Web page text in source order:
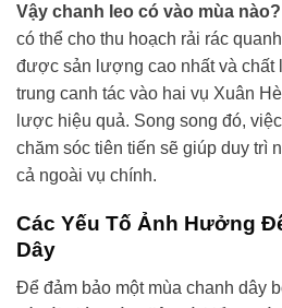
Vậy chanh leo có vào mùa nào?
có thể cho thu hoạch rải rác
được sản lượng cao nhất và chất
trung canh tác vào hai vụ Xuân
lược hiệu quả. Song song đó,
chăm sóc tiên tiến sẽ giúp duy trì
cả ngoài vụ chính.
Các Yếu Tố Ảnh Hưởng
Dây
Để đảm bảo một mùa chanh dây